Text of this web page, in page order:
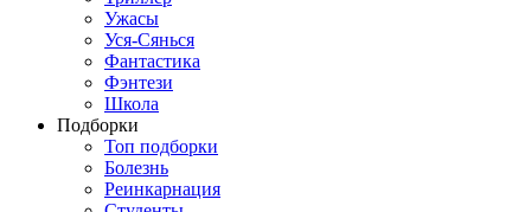
Ужасы
Уся-Сянься
Фантастика
Фэнтези
Школа
Подборки
Топ подборки
Болезнь
Реинкарнация